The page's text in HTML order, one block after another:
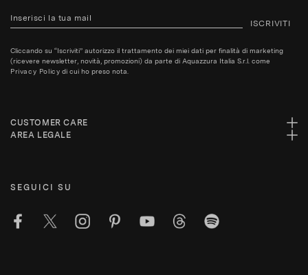
ISCRIVITI
Cliccando su “Iscriviti” autorizzo il trattamento dei miei dati per finalità di marketing
(ricevere newsletter, novità, promozioni) da parte di Aquazzura Italia S.r.l. come
Privacy Policy di cui ho preso nota.
CUSTOMER CARE
AREA LEGALE
SEGUICI SU